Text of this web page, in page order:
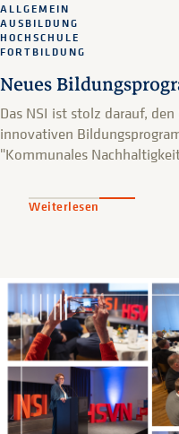
Neues
ALLGEMEIN
AUSBILDUNG
HOCHSCHULE
FORTBILDUNG
Das NSI ist stolz darauf,
innovativen
"Kommunales
Weiterlesen